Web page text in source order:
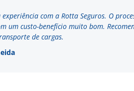
com a Rotta Seguros. O
um custo-benefício muito bom.
de cargas.